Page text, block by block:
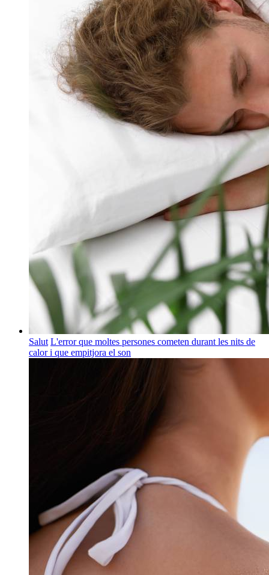
Salut L'error que moltes persones cometen durant les nits de
calor i que empitjora el son